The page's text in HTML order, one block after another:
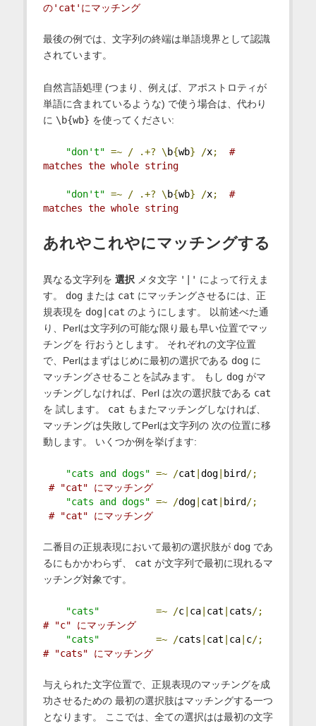
の'cat'にマッチング
最後の例では、文字列の終端は単語境界として認識
されています。
自然言語処理 (つまり、例えば、アポストロティが
単語に含まれているような) で使う場合は、代わり
に \b{wb} を使ってください:
"don't" =~ / .+? \ b{wb} /x;
#
matches the whole string
"don't" =~ / .+? \ b{wb} /x;
#
matches the whole string
あれやこれやにマッチングする
異なる文字列を 選択 メタ文字 '|' によって行えま
す。 dogまたは cat にマッチングさせるには、正
規表現を dog|cat のようにします。 以前述べた通
り、Perlは文字列の可能な限り最も早い位置でマッ
チングを 行おうとします。 それぞれの文字位置
で、Perlはまずはじめに最初の選択である dogに
マッチングさせることを試みます。 もし dogがマ
ッチングしなければ、Perl は次の選択肢である cat
を 試します。 cat もまたマッチングしなければ、
マッチングは失敗してPerlは文字列の 次の位置に移
動します。 いくつか例を挙げます:
"cats and dogs" =~ /cat dog| bird /;
# "cat" にマッチング
"cats and dogs" =~ /dog| cat bird /;
# "cat" にマッチング
二番目の正規表現において最初の選択肢が dogであ
るにもかかわらず、 cat が文字列で最初に現れるマ
ッチング対象です。
"cats" =~ /c| ca| cat cats/;
# "c" にマッチング
"cats"
=~ /cats cat ca| c/;
# "cats" にマッチング
与えられた文字位置で、正規表現のマッチングを成
功させるための 最初の選択肢はマッチングする一つ
となります。 ここでは、全ての選択はは最初の文字